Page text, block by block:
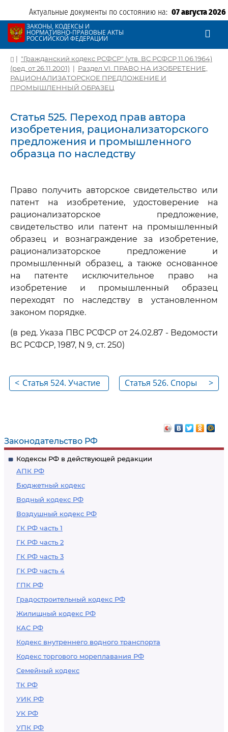
Актуальные документы по состоянию на: 07 августа 2026
ЗАКОНЫ, КОДЕКСЫ И
НОРМАТИВНО-ПРАВОВЫЕ АКТЫ
РОССИЙСКОЙ ФЕДЕРАЦИИ
Законодательство РФ
Кодексы РФ в действующей редакции
АПК РФ
Бюджетный кодекс
Водный кодекс РФ
Воздушный кодекс РФ
ГК РФ часть 1
ГК РФ часть 2
ГК РФ часть 3
ГК РФ часть 4
ГПК РФ
Градостроительный кодекс РФ
Жилищный кодекс РФ
КАС РФ
Кодекс внутреннего водного транспорта
Кодекс торгового мореплавания РФ
Семейный кодекс
ТК РФ
УИК РФ
УК РФ
УПК РФ
| "Гражданский кодекс РСФСР" (утв. ВС РСФСР 11.06.1964)
(ред. от 26.11.2001) | Раздел VI. ПРАВО НА ИЗОБРЕТЕНИЕ,
РАЦИОНАЛИЗАТОРСКОЕ ПРЕДЛОЖЕНИЕ И
ПРОМЫШЛЕННЫЙ ОБРАЗЕЦ
Статья 525. Переход прав автора
изобретения, рационализаторского
предложения и промышленного
образца по наследству
Право получить авторское свидетельство или
патент на изобретение, удостоверение на
рационализаторское предложение,
свидетельство или патент на промышленный
образец и вознаграждение за изобретение,
рационализаторское предложение и
промышленный образец, а также основанное
на патенте исключительное право на
изобретение и промышленный образец
переходят по наследству в установленном
законом порядке.
(в ред. Указа ПВС РСФСР от 24.02.87 - Ведомости
ВС РСФСР, 1987, N 9, ст. 250)
< Статья 524. Участие
промышленного
образца во
внедрении
предложения
>
Статья 526. Споры
вознаграждения